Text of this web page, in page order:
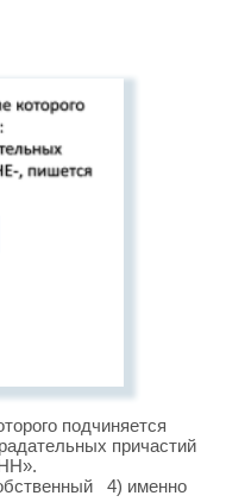
подчиняется
причастий
4) именно